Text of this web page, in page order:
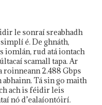
le sonraí sreabhadh
é. De ghnáth,
iomlán, rud atá iontach
scamall tapa. Ar
roinneann 2.488 Gbps
abhainn. Tá sin go maith
ach is féidir leis
nó d’ealaíontóirí.